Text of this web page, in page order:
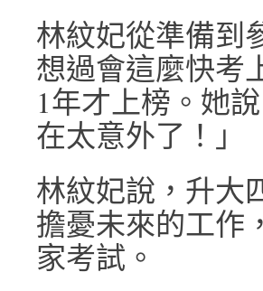
林紋妃從準備到
想過會這麼快考
1年才上榜。她
在太意外了！」
林紋妃說，升大
擔憂未來的工作
家考試。